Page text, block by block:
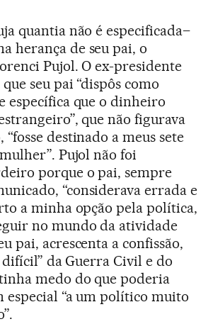
quantia não é especificada–
herança de seu pai, o
Pujol. O ex-presidente
seu pai “dispôs como
específica que o dinheiro
que não figurava
destinado a meus sete
Pujol não foi
porque o pai, sempre
“considerava errada e
a minha opção pela política,
no mundo da atividade
pai, acrescenta a confissão,
difícil” da Guerra Civil e do
medo do que poderia
especial “a um político muito